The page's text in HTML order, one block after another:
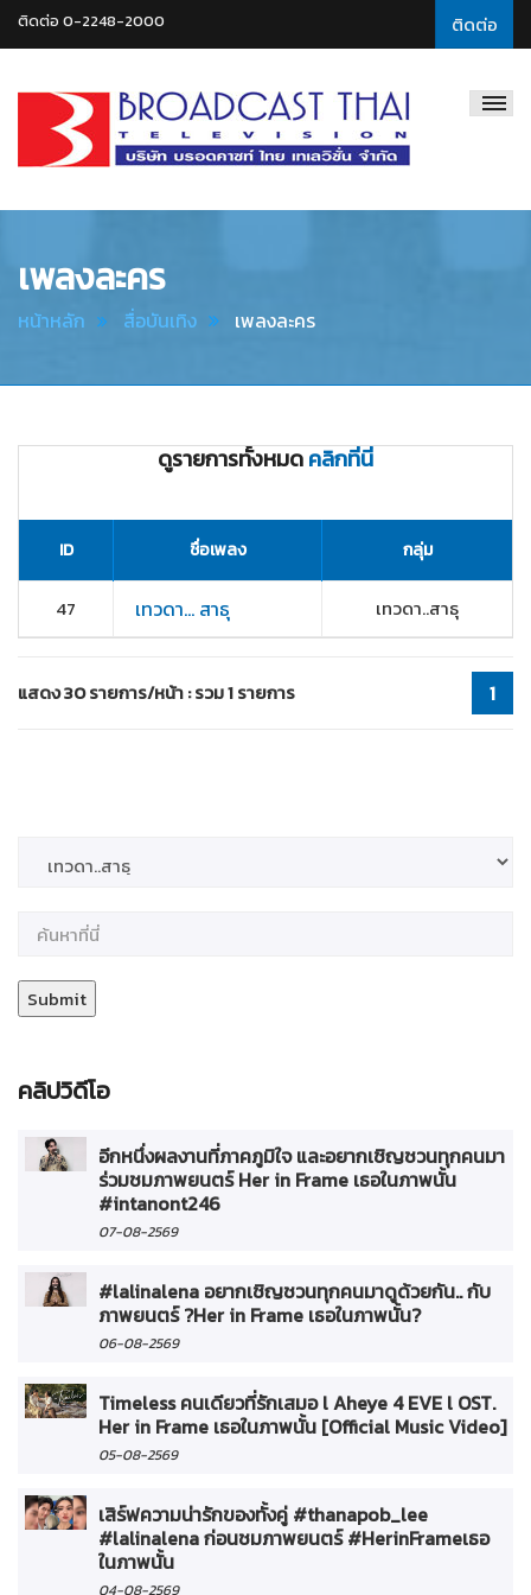
ติดต่อ
ติดต่อ 0-2248-2000
Thai
เพลงละคร
หน้าหลัก สื่อบันเทิง เพลงละคร
ดูรายการทั้งหมดคลิกที่นี่
ID ชื่อเพลง กลุ่ม
47 เทวดา... สาธุ เทวดา..สาธุ
แสดง 30 รายการ/หน้า : รวม 1 รายการ 1
คลิปวิดีโอ
อีกหนึ่งผลงานที่ภาคภูมิใจ และอยากเชิญชวนทุกคนมา
ร่วมชมภาพยนตร์ Her in Frame เธอในภาพนั้น
#intanont246
07-08-2569
#lalinalena อยากเชิญชวนทุกคนมาดูด้วยกัน.. กับ
ภาพยนตร์ ?Her in Frame เธอในภาพนั้น?
06-08-2569
Timeless คนเดียวที่รักเสมอ l Aheye 4 EVE l OST.
Her in Frame เธอในภาพนั้น [Official Music Video]
05-08-2569
เสิร์ฟความน่ารักของทั้งคู่ #thanapob_lee
#lalinalena ก่อนชมภาพยนตร์ #HerinFrameเธอ
ในภาพนั้น
04-08-2569